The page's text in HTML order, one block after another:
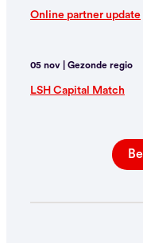
Online partner update
05 nov | Gezonde regio
LSH Capital Match